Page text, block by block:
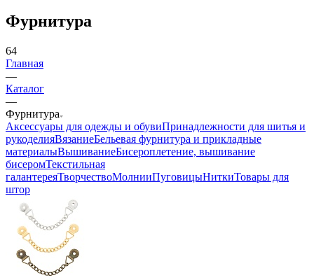
Фурнитура
64
Главная
—
Каталог
—
Фурнитура
Аксессуары для одежды и обувиПринадлежности для шитья и
рукоделияВязаниеБельевая фурнитура и прикладные
материалыВышиваниеБисероплетение, вышивание
бисеромТекстильная
галантереяТворчествоМолнииПуговицыНиткиТовары для
штор